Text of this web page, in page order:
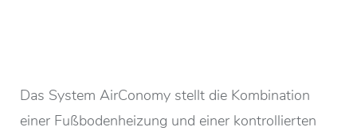
Das System AirConomy stellt die Kombination
einer Fußbodenheizung und einer kontrollierten